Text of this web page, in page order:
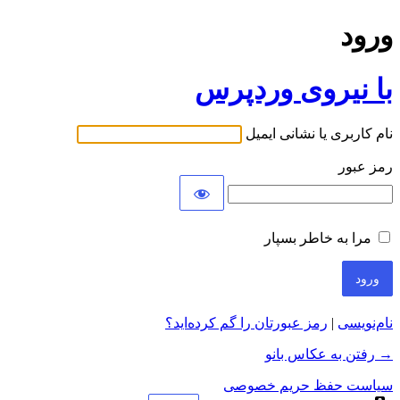
ورود
با نیروی وردپرس
نام کاربری یا نشانی ایمیل
رمز عبور
مرا به خاطر بسپار
نام‌نویسی | رمز عبورتان را گم کرده‌اید؟
→ رفتن به عکاس بانو
سیاست حفظ حریم خصوصی